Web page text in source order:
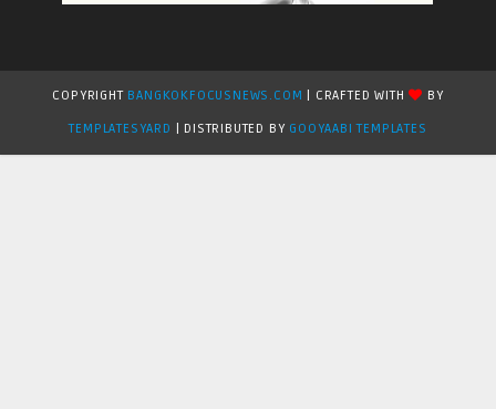
COPYRIGHT BANGKOKFOCUSNEWS.COM | CRAFTED WITH
BY
TEMPLATESYARD
| DISTRIBUTED BY GOOYAABI TEMPLATES